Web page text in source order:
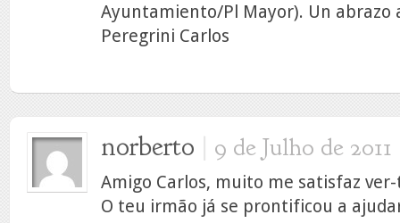
Ayuntamiento/Pl Mayor). Un abrazo
Peregrini Carlos
norberto | 9 de Julho de 2011
Amigo Carlos, muito me satisfaz
O teu irmão já se prontificou a